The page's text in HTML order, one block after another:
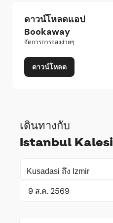
ดาวน์โหลดแอป
Bookaway
จัดการการจองง่ายๆ
ดาวน์โหลด
เดินทางกับ
Istanbul Kalesi